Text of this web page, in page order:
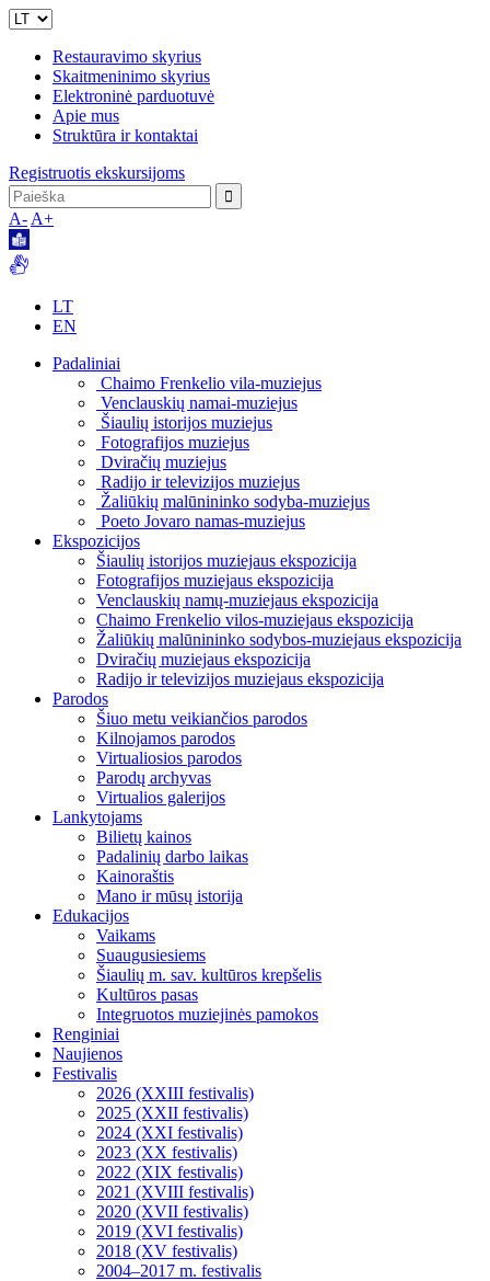
Restauravimo skyrius
Skaitmeninimo skyrius
Elektroninė parduotuvė
Apie mus
Struktūra ir kontaktai
Registruotis ekskursijoms
A- A+
LT
EN
Padaliniai
Chaimo Frenkelio vila-muziejus
Venclauskių namai-muziejus
Šiaulių istorijos muziejus
Fotografijos muziejus
Dviračių muziejus
Radijo ir televizijos muziejus
Žaliūkių malūnininko sodyba-muziejus
Poeto Jovaro namas-muziejus
Ekspozicijos
Šiaulių istorijos muziejaus ekspozicija
Fotografijos muziejaus ekspozicija
Venclauskių namų-muziejaus ekspozicija
Chaimo Frenkelio vilos-muziejaus ekspozicija
Žaliūkių malūnininko sodybos-muziejaus ekspozicija
Dviračių muziejaus ekspozicija
Radijo ir televizijos muziejaus ekspozicija
Parodos
Šiuo metu veikiančios parodos
Kilnojamos parodos
Virtualiosios parodos
Parodų archyvas
Virtualios galerijos
Lankytojams
Bilietų kainos
Padalinių darbo laikas
Kainoraštis
Mano ir mūsų istorija
Edukacijos
Vaikams
Suaugusiesiems
Šiaulių m. sav. kultūros krepšelis
Kultūros pasas
Integruotos muziejinės pamokos
Renginiai
Naujienos
Festivalis
2026 (XXIII festivalis)
2025 (XXII festivalis)
2024 (XXI festivalis)
2023 (XX festivalis)
2022 (XIX festivalis)
2021 (XVIII festivalis)
2020 (XVII festivalis)
2019 (XVI festivalis)
2018 (XV festivalis)
2004–2017 m. festivalis